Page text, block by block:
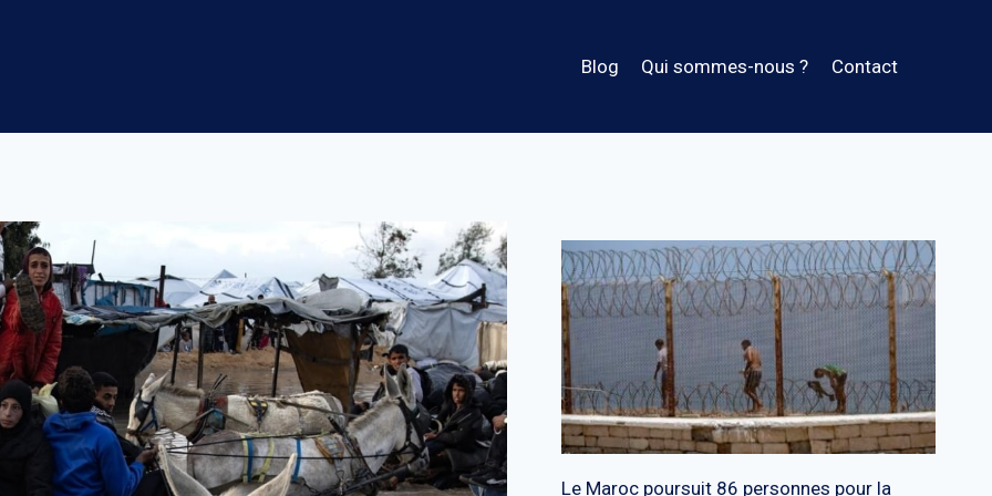
Blog Qui sommes-nous ? Contact
Le Maroc poursuit 86 personnes pour la